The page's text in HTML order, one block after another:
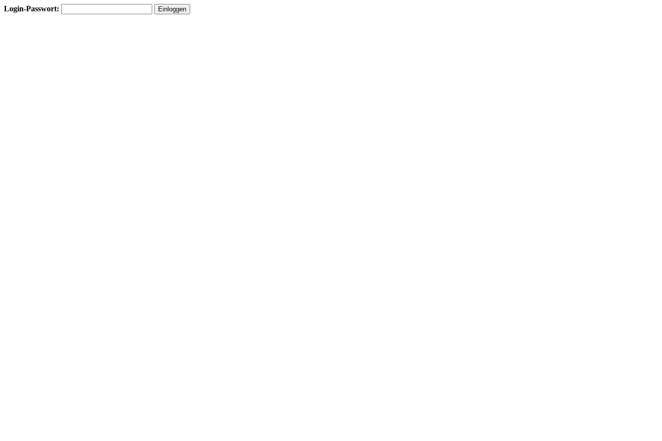
Login-Passwort: